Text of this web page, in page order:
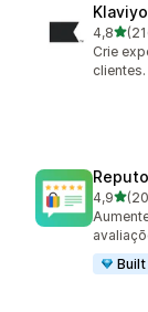
4,8de 5
216
Crie
clientes.
4,9de 5
208